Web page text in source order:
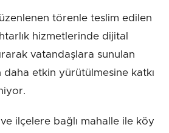
törenle teslim edilen
hizmetlerinde dijital
vatandaşlara sunulan
etkin yürütülmesine katkı
ilçelere bağlı mahalle ile köy